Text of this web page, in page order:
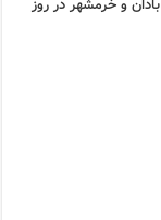
و خرمشهر در روز